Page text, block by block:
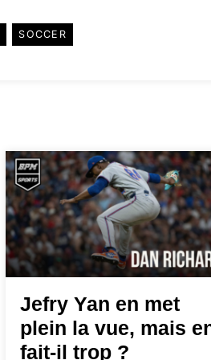
SOCCER
Jefry Yan en met
plein la vue, mais
fait-il trop ?